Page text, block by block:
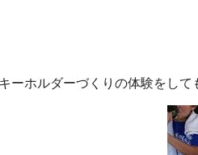
ホルダーづくりの体験をして